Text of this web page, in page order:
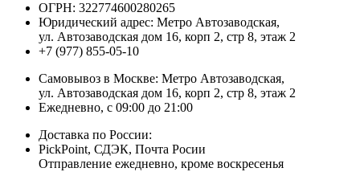
ОГРН: 322774600280265
Юридический адрес: Метро Автозаводская,
ул. Автозаводская дом 16, корп 2, стр 8, этаж 2
+7 (977) 855-05-10
Самовывоз в Москве: Метро Автозаводская,
ул. Автозаводская дом 16, корп 2, стр 8, этаж 2
Ежедневно, с 09:00 до 21:00
Доставка по России:
PickPoint, СДЭК, Почта Росии
Отправление ежедневно, кроме воскресенья